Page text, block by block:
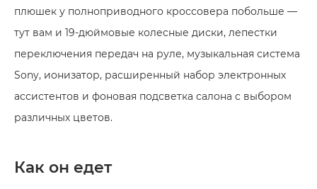
плюшек у полноприводного кроссовера побольше —
тут вам и 19-дюймовые колесные диски, лепестки
переключения передач на руле, музыкальная система
Sony, ионизатор, расширенный набор электронных
ассистентов и фоновая подсветка салона с выбором
различных цветов.
Как он едет